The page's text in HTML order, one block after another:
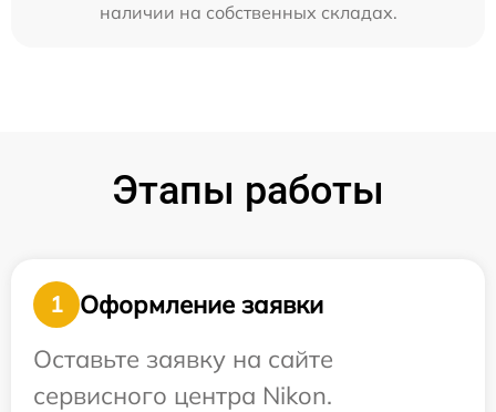
наличии на собственных складах.
Этапы работы
1
Оформление заявки
Оставьте заявку на сайте
сервисного центра Nikon.